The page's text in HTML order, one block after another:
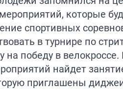
которые
спортивных
в турнире по
на победу в
найдет
приглашены